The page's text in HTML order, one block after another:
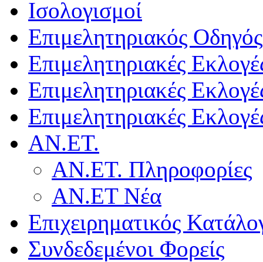
Ισολογισμοί
Επιμελητηριακός Οδηγός
Επιμελητηριακές
Επιμελητηριακές
Επιμελητηριακές
ΑΝ.ΕΤ.
ΑΝ.ΕΤ. Πληροφορίες
ΑΝ.ΕΤ Νέα
Επιχειρηματικός
Συνδεδεμένοι Φορείς